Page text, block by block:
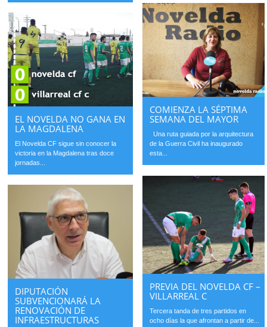
COMIENZA LA SÉPTIMA
SEMANA DEL MAYOR
Una ruta guiada por la arquitectura
de la Guerra Civil ha inaugurado
esta...
EL NOVELDA NO GANA EN
LA MAGDALENA
El Novelda CF sigue sin conocer la
victoria en la Magdalena tras doce
jornadas...
PREVIA DEL NOVELDA CF –
VILLARREAL C
Tercera tanda de tres partidos en
ocho días la que afrontan a partir de...
DIPUTACIÓN
SUBVENCIONARÁ LA
RENOVACIÓN DE
INFRAESTRUCTURAS